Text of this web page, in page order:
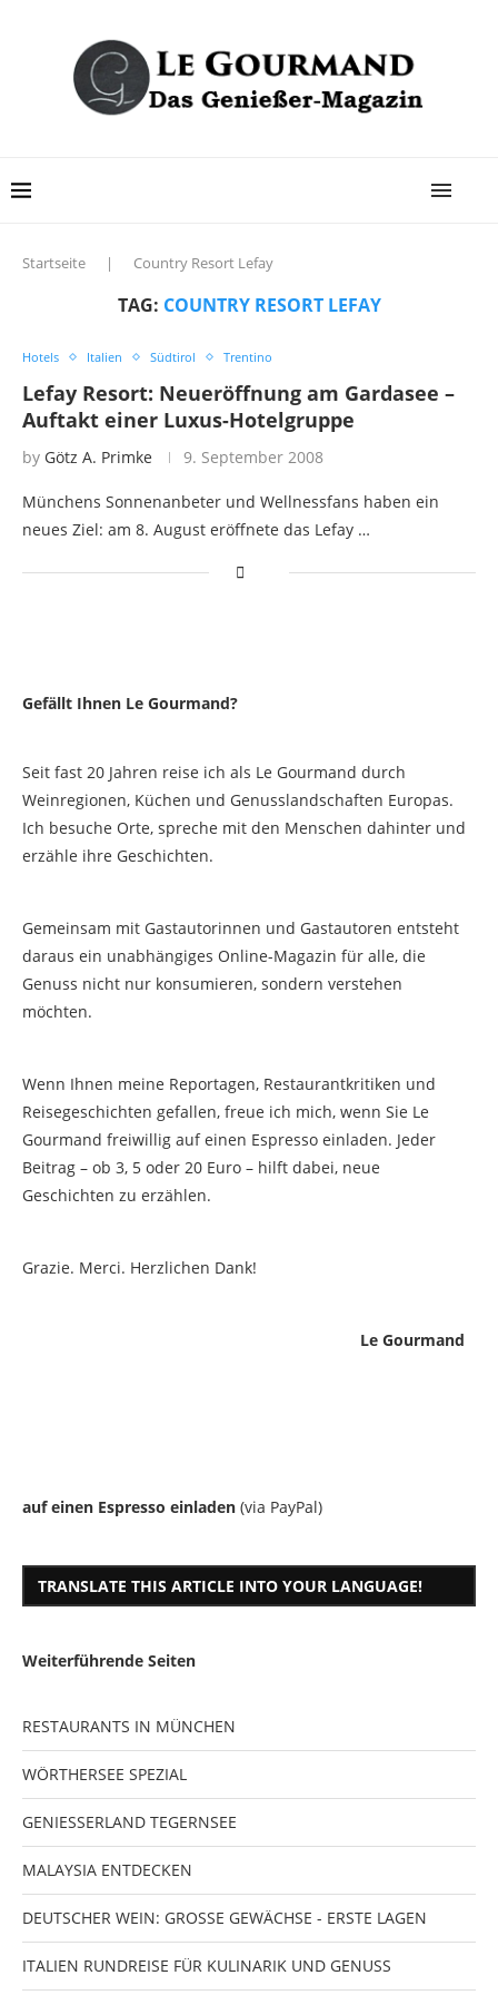
Startseite | Country Resort Lefay
TAG: COUNTRY RESORT LEFAY
Hotels Italien Südtirol Trentino
Lefay Resort: Neueröffnung am Gardasee –
Auftakt einer Luxus-Hotelgruppe
by Götz A. Primke 9. September 2008
Münchens Sonnenanbeter und Wellnessfans haben ein
neues Ziel: am 8. August eröffnete das Lefay …
Gefällt Ihnen Le Gourmand?
Seit fast 20 Jahren reise ich als Le Gourmand durch
Weinregionen, Küchen und Genusslandschaften Europas.
Ich besuche Orte, spreche mit den Menschen dahinter und
erzähle ihre Geschichten.
Gemeinsam mit Gastautorinnen und Gastautoren entsteht
daraus ein unabhängiges Online-Magazin für alle, die
Genuss nicht nur konsumieren, sondern verstehen
möchten.
Wenn Ihnen meine Reportagen, Restaurantkritiken und
Reisegeschichten gefallen, freue ich mich, wenn Sie Le
Gourmand freiwillig auf einen Espresso einladen. Jeder
Beitrag – ob 3, 5 oder 20 Euro – hilft dabei, neue
Geschichten zu erzählen.
Grazie. Merci. Herzlichen Dank!
Le Gourmand
auf einen Espresso einladen (via PayPal)
TRANSLATE THIS ARTICLE INTO YOUR LANGUAGE!
Weiterführende Seiten
RESTAURANTS IN MÜNCHEN
WÖRTHERSEE SPEZIAL
GENIESSERLAND TEGERNSEE
MALAYSIA ENTDECKEN
DEUTSCHER WEIN: GROSSE GEWÄCHSE - ERSTE LAGEN
ITALIEN RUNDREISE FÜR KULINARIK UND GENUSS